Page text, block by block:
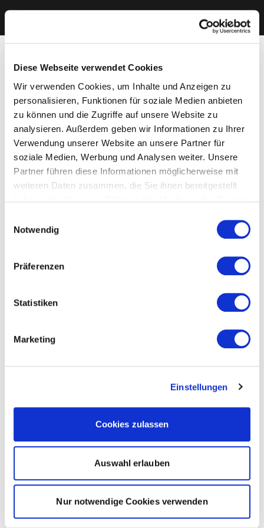
Diese Webseite verwendet Cookies
Wir verwenden Cookies, um Inhalte und Anzeigen zu
personalisieren, Funktionen für soziale Medien anbieten
zu können und die Zugriffe auf unsere Website zu
analysieren. Außerdem geben wir Informationen zu Ihrer
Verwendung unserer Website an unsere Partner für
soziale Medien, Werbung und Analysen weiter. Unsere
Partner führen diese Informationen möglicherweise mit
weiteren Daten zusammen, die Sie ihnen bereitgestellt
Cookies, wenn Sie unsere Webseite weiterhin nutzen.
Notwendig
Präferenzen
Statistiken
Marketing
Einstellungen
Cookies zulassen
Auswahl erlauben
Nur notwendige Cookies verwenden